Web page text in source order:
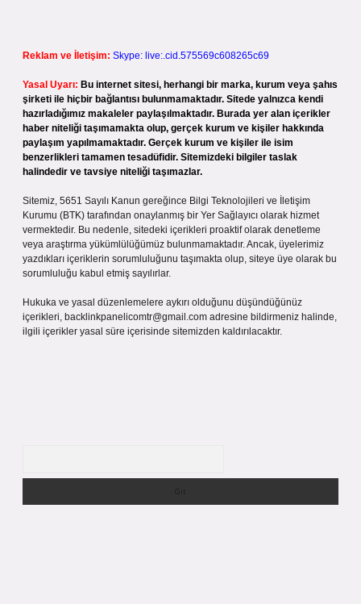
Reklam ve İletişim: Skype: live:.cid.575569c608265c69
Yasal Uyarı: Bu internet sitesi, herhangi bir marka, kurum veya şahıs
şirketi ile hiçbir bağlantısı bulunmamaktadır. Sitede yalnızca kendi
hazırladığımız makaleler paylaşılmaktadır. Burada yer alan içerikler
haber niteliği taşımamakta olup, gerçek kurum ve kişiler hakkında
paylaşım yapılmamaktadır. Gerçek kurum ve kişiler ile isim
benzerlikleri tamamen tesadüfidir. Sitemizdeki bilgiler taslak
halindedir ve tavsiye niteliği taşımazlar.
Sitemiz, 5651 Sayılı Kanun gereğince Bilgi Teknolojileri ve İletişim
Kurumu (BTK) tarafından onaylanmış bir Yer Sağlayıcı olarak hizmet
vermektedir. Bu nedenle, sitedeki içerikleri proaktif olarak denetleme
veya araştırma yükümlülüğümüz bulunmamaktadır. Ancak, üyelerimiz
yazdıkları içeriklerin sorumluluğunu taşımakta olup, siteye üye olarak bu
sorumluluğu kabul etmiş sayılırlar.
Hukuka ve yasal düzenlemelere aykırı olduğunu düşündüğünüz
içerikleri, backlinkpanelicomtr@gmail.com adresine bildirmeniz halinde,
ilgili içerikler yasal süre içerisinde sitemizden kaldırılacaktır.